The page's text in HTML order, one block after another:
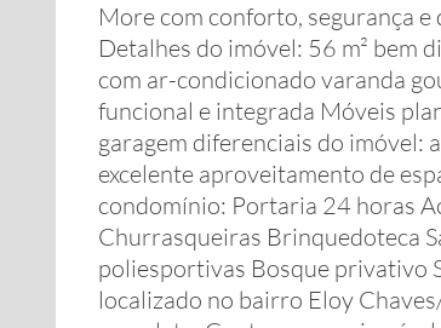
More com conforto, segurança
Detalhes do imóvel: 56 m² bem
com ar-condicionado varanda
funcional e integrada Móveis
garagem diferenciais do imóvel:
excelente aproveitamento de
condomínio: Portaria 24 horas
Churrasqueiras Brinquedoteca
poliesportivas Bosque privativo
localizado no bairro Eloy